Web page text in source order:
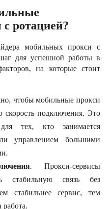
ротацией?
мобильных прокси с
для успешной работы в
на которые стоит
чтобы мобильные прокси
скорость подключения. Это
тех, кто занимается
управлением большими
. Прокси-сервисы
стабильную связь без
стабильнее сервис, тем
работа.